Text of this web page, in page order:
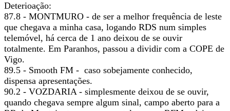
Deterioação:
87.8 - MONTMURO - de ser a melhor frequência de leste
que chegava a minha casa, logando RDS num simples
telemóvel, há cerca de 1 ano deixou de se ouvir
totalmente. Em Paranhos, passou a dividir com a COPE de
Vigo.
89.5 - Smooth FM - caso sobejamente conhecido,
dispensa apresentações.
90.2 - VOZDARIA - simplesmente deixou de se ouvir,
quando chegava sempre algum sinal, campo aberto para a